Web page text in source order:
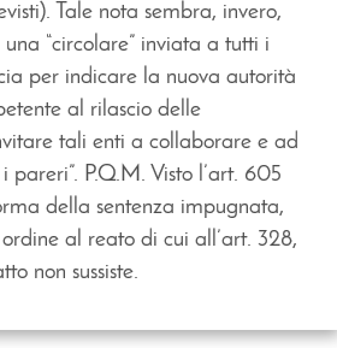
Tale nota sembra, invero,
“circolare” inviata a tutti i
per indicare la nuova autorità
al rilascio delle
tali enti a collaborare e ad
P.Q.M. Visto l’art. 605
della sentenza impugnata,
al reato di cui all’art. 328,
non sussiste.